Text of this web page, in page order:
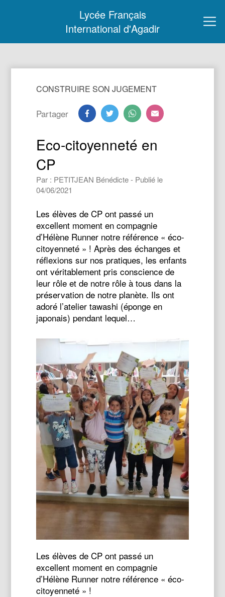
Lycée Français
International d'Agadir
CONSTRUIRE SON JUGEMENT
Partager
Eco-citoyenneté en
CP
Par : PETITJEAN Bénédicte - Publié le
04/06/2021
Les élèves de CP ont passé un
excellent moment en compagnie
d’Hélène Runner notre référence « éco-
citoyenneté » ! Après des échanges et
réflexions sur nos pratiques, les enfants
ont véritablement pris conscience de
leur rôle et de notre rôle à tous dans la
préservation de notre planète. Ils ont
adoré l’atelier tawashi (éponge en
japonais) pendant lequel…
Les élèves de CP ont passé un
excellent moment en compagnie
d’Hélène Runner notre référence « éco-
citoyenneté » !